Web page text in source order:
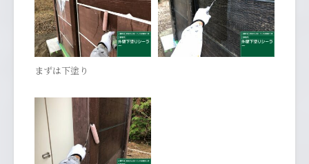
まずは下塗り